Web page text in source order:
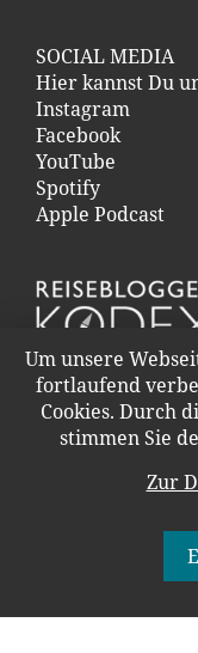
SOCIAL MEDIA
Hier kannst Du
Instagram
Facebook
YouTube
Spotify
Apple Podcast
Um unsere
fortlaufend
Cookies. Durch
stimmen Sie
Zur